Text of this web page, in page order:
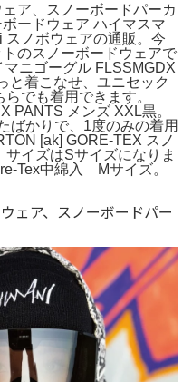
ア、スノーボードパーカ
ードウェア ハイマスマ
ノボウェアの通販。今
のスノーボードウェアで
ニゴーグル FLSSMGDX
と着こなせ、ユニセック
でも着用できます。
PANTS メンズ XXL黒。
ばかりで、1度のみの着用
[ak] GORE-TEX スノ
イズはSサイズになりま
Tex中綿入 Mサイズ。